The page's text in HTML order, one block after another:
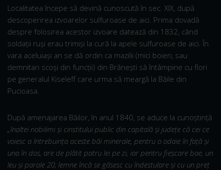
Localitatea începe să devină cunoscută în sec. XIX, după
descoperirea izvoarelor sulfuroase de aici. Prima dovadă
despre folosirea acestor izvoare datează din 1832, când
soldaţii ruşi erau trimişi la cură la apele sulfuroase de aici. În
vara aceluiaşi an se dă ordin ca mazilii (mici boieri, sau
demnitari scoşi din funcţii) din Brăneşti să întâmpine cu flori
pe generalul Kiseleff care urma să meargă la Băile din
Pucioasa.
După amenajarea Băilor, în anul 1840, se aduce la cunoştinţă
„înaltei nobilimi şi cinstitului public din capitală şi judeţe că cei ce
voiesc a întrebuinţa aceste băi minerale, pentru o odaie în faţă şi
una în dos, are de plătit patru lei pe zi, iar pentru fieşcare bae, un
leu şi parale 20; lemne încă se găsesc cu îndestulare şi cu un preţ